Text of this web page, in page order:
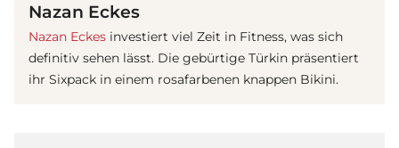
Nazan Eckes
Nazan Eckes investiert viel Zeit in Fitness, was sich
definitiv sehen lässt. Die gebürtige Türkin präsentiert
ihr Sixpack in einem rosafarbenen knappen Bikini.